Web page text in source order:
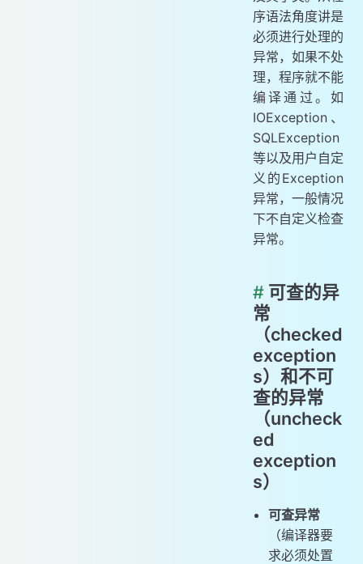
序语法角度讲是
必须进行处理的
异常，如果不处
理，程序就不能
编译通过。如
IOException、
SQLException
等以及用户自定
义的Exception
异常，一般情况
下不自定义检查
异常。
# 可查的异
常
（checked
exception
s）和不可
查的异常
（uncheck
ed
exception
s）
可查异常
（编译器要
求必须处置